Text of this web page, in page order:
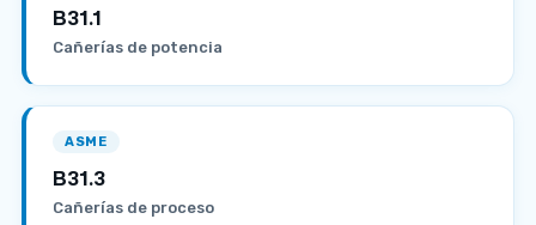
B31.1
Cañerías de potencia
ASME
B31.3
Cañerías de proceso